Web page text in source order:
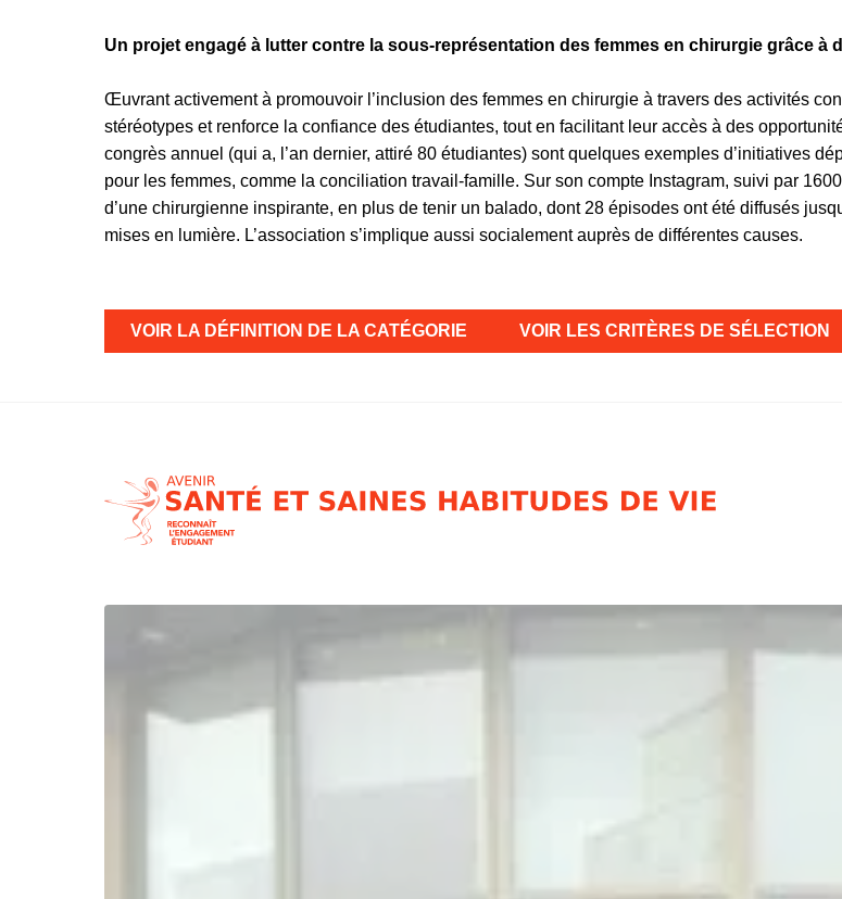
Un projet engagé à lutter contre la sous-représentation des femmes en chirurgie grâce
Œuvrant activement à promouvoir l’inclusion des femmes en chirurgie à travers des activités
stéréotypes et renforce la confiance des étudiantes, tout en facilitant leur accès à des
congrès annuel (qui a, l’an dernier, attiré 80 étudiantes) sont quelques exemples d’initiatives
pour les femmes, comme la conciliation travail-famille. Sur son compte Instagram, suivi par
d’une chirurgienne inspirante, en plus de tenir un balado, dont 28 épisodes ont été diffusés
mises en lumière. L’association s’implique aussi socialement auprès de différentes causes.
VOIR LA DÉFINITION DE LA CATÉGORIE VOIR LES CRITÈRES DE SÉLECTION